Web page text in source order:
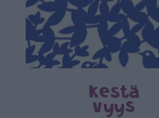
Kestä
vyys